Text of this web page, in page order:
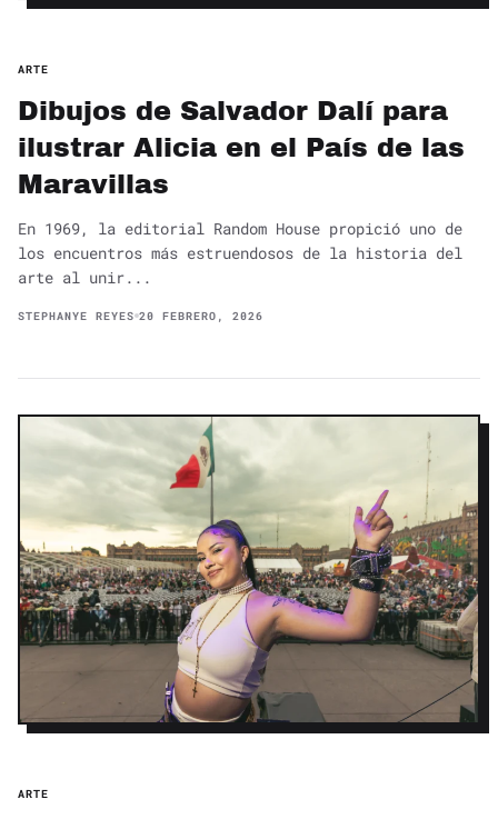
ARTE
Dibujos de Salvador Dalí para
ilustrar Alicia en el País de las
Maravillas
En 1969, la editorial Random House propició uno de
los encuentros más estruendosos de la historia del
arte al unir...
STEPHANYE REYES 20 FEBRERO, 2026
ARTE